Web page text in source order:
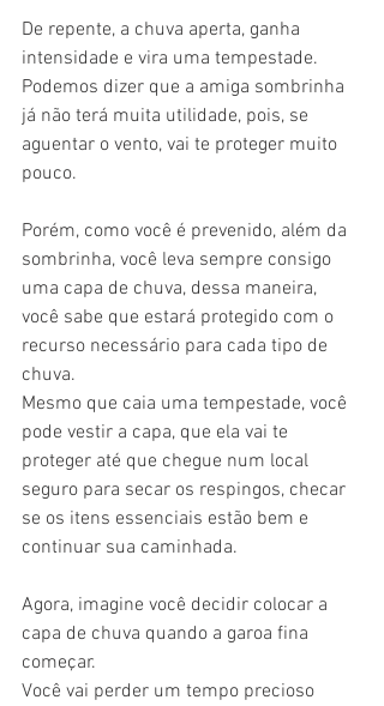
De repente, a chuva aperta, ganha
intensidade e vira uma tempestade.
Podemos dizer que a amiga sombrinha
já não terá muita utilidade, pois, se
aguentar o vento, vai te proteger muito
pouco.
Porém, como você é prevenido, além da
sombrinha, você leva sempre consigo
uma capa de chuva, dessa maneira,
você sabe que estará protegido com o
recurso necessário para cada tipo de
chuva.
Mesmo que caia uma tempestade, você
pode vestir a capa, que ela vai te
proteger até que chegue num local
seguro para secar os respingos, checar
se os itens essenciais estão bem e
continuar sua caminhada.
Agora, imagine você decidir colocar a
capa de chuva quando a garoa fina
começar.
Você vai perder um tempo precioso